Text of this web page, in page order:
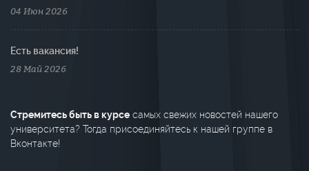
04 Июн 2026
Есть вакансия!
28 Май 2026
Стремитесь быть в курсе самых свежих новостей нашего
университета? Тогда присоединяйтесь к нашей группе в
Вконтакте!